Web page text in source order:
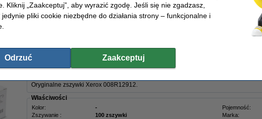
oryginalne
Oryginalne zszywki Xerox 008R12912.
Właściwości
Kolor: - Pojemność:
Zszywanie :
100 zszywki Marka:
Kliknij „Zaakceptuj”, aby wyrazić zgodę. Jeśli się nie zgadzasz,
pliki cookie niezbędne do działania strony – funkcjonalne i
Odrzuć Zaakceptuj